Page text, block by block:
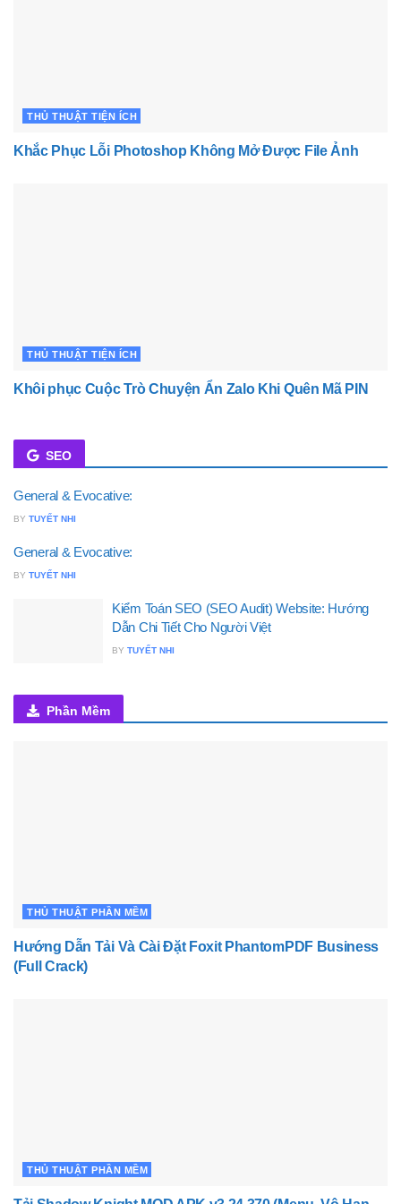
THỦ THUẬT TIỆN ÍCH
Khắc Phục Lỗi Photoshop Không Mở Được File Ảnh
THỦ THUẬT TIỆN ÍCH
Khôi phục Cuộc Trò Chuyện Ẩn Zalo Khi Quên Mã PIN
SEO
General & Evocative:
BY TUYẾT NHI
General & Evocative:
BY TUYẾT NHI
Kiểm Toán SEO (SEO Audit) Website: Hướng
Dẫn Chi Tiết Cho Người Việt
BY TUYẾT NHI
Phần Mềm
THỦ THUẬT PHẦN MỀM
Hướng Dẫn Tải Và Cài Đặt Foxit PhantomPDF Business
(Full Crack)
THỦ THUẬT PHẦN MỀM